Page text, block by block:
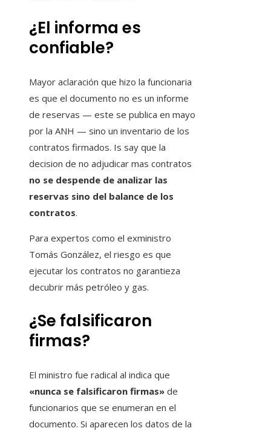
¿El informa es
confiable?
Mayor aclaración que hizo la funcionaria
es que el documento no es un informe
de reservas — este se publica en mayo
por la ANH — sino un inventario de los
contratos firmados. Is say que la
decision de no adjudicar mas contratos
no se despende de analizar las
reservas sino del balance de los
contratos.
Para expertos como el exministro
Tomás González, el riesgo es que
ejecutar los contratos no garantieza
decubrir más petróleo y gas.
¿Se falsificaron
firmas?
El ministro fue radical al indica que
«nunca se falsificaron firmas» de
funcionarios que se enumeran en el
documento. Si aparecen los datos de la